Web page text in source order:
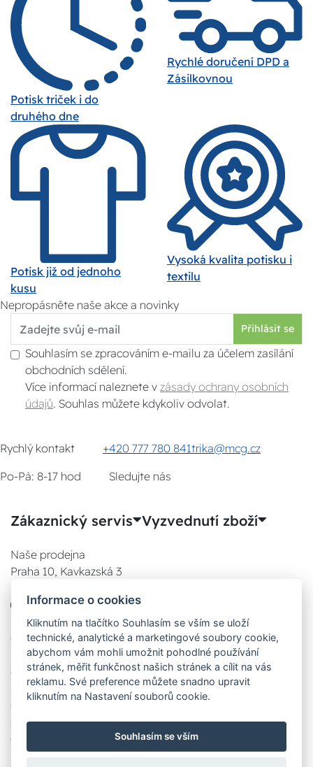
Potisk triček i do
druhého dne
Rychlé doručení DPD a
Zásilkovnou
Potisk již od jednoho
kusu
Vysoká kvalita potisku i
textilu
Nepropásněte naše akce a novinky
Přihlásit se
Souhlasím se zpracováním e-mailu za účelem zasílání
obchodních sdělení.
Více informací naleznete v zásady ochrany osobních
údajů . Souhlas můžete kdykoliv odvolat.
Rychlý kontakt +420 777 780 841trika@mcg.cz
Po-Pá: 8-17 hod
Sledujte nás
Zákaznický servis Vyzvednutí zboží
Naše prodejna
Praha 10, Kavkazská 3
777 780 841
08:00 - 17:00
08:00 - 17:00
08:00 - 17:00
Čt:
08:00 - 17:00
Informace o cookies
Kliknutím na tlačítko Souhlasím se vším se uloží
technické, analytické a marketingové soubory cookie,
abychom vám mohli umožnit pohodlné používání
stránek, měřit funkčnost našich stránek a cílit na vás
reklamu. Své preference můžete snadno upravit
kliknutím na Nastavení souborů cookie.
Souhlasím se vším